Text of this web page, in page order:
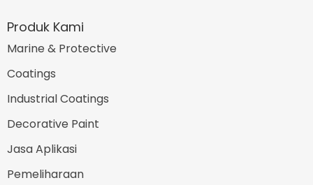
Produk Kami
Marine & Protective
Coatings
Industrial Coatings
Decorative Paint
Jasa Aplikasi
Pemeliharaan